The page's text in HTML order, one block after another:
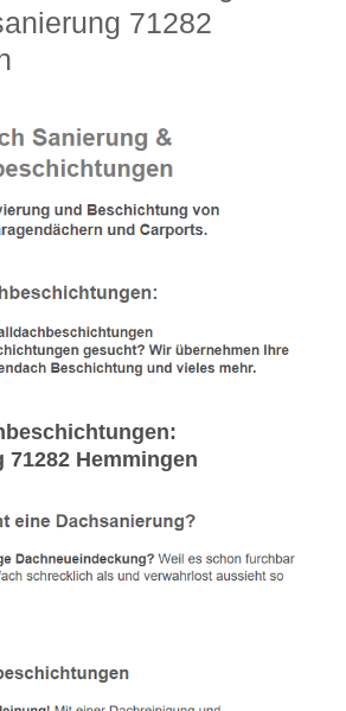
71282
71282 Hemmingen